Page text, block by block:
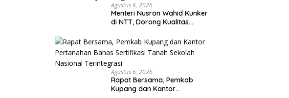
Agustus 6, 2026
Menteri Nusron Wahid Kunker
di NTT, Dorong Kualitas
Agustus 6, 2026
Rapat Bersama, Pemkab
Kupang dan Kantor